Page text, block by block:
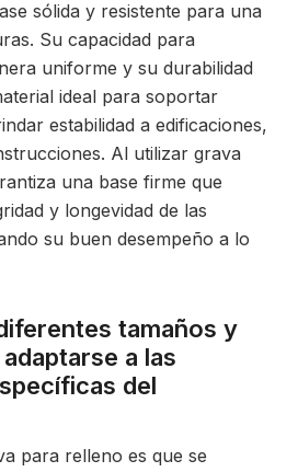
sólida y resistente para una
Su capacidad para
uniforme y su durabilidad
ideal para soportar
estabilidad a edificaciones,
Al utilizar grava
una base firme que
y longevidad de las
su buen desempeño a lo
tamaños y
a las
del
para relleno es que se